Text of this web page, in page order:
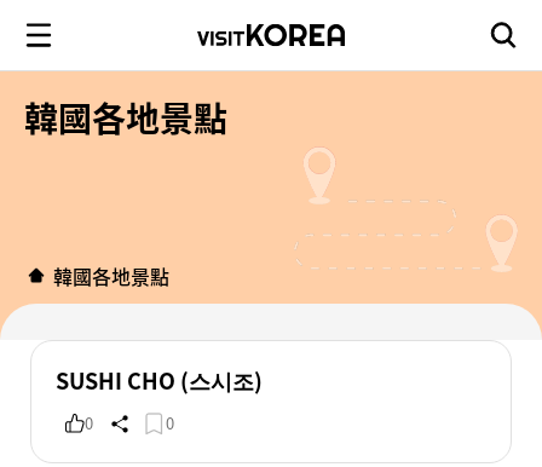
韓國各地景點
韓國各地景點
SUSHI CHO (스시조)
0 0